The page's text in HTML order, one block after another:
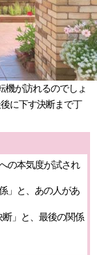
機が訪れるのでしょ
に下す決断まで丁
の本気度が試され
」と、あの人があ
」と、最後の関係